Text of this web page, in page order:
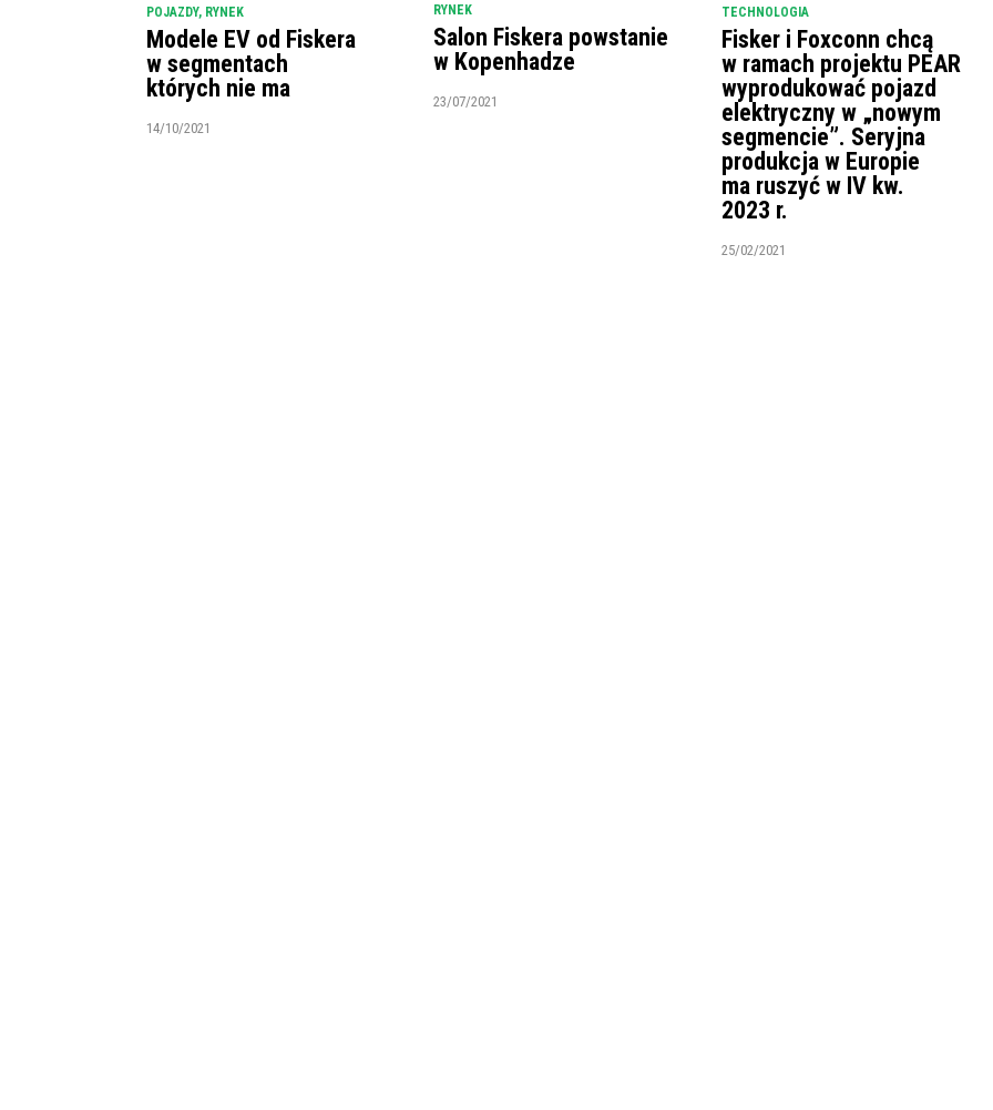
POJAZDY, RYNEK
Modele EV od Fiskera
w segmentach
których nie ma
14/10/2021
RYNEK
Salon Fiskera powstanie
w Kopenhadze
23/07/2021
TECHNOLOGIA
Fisker i Foxconn chcą
w ramach projektu PEAR
wyprodukować pojazd
elektryczny w „nowym
segmencie”. Seryjna
produkcja w Europie
ma ruszyć w IV kw.
2023 r.
25/02/2021